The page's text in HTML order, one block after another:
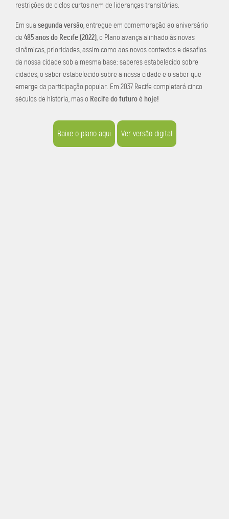
restrições de ciclos curtos nem de lideranças transitórias.
Em sua segunda versão, entregue em comemoração ao aniversário
de 485 anos do Recife (2022), o Plano avança alinhado às novas
dinâmicas, prioridades, assim como aos novos contextos e desafios
da nossa cidade sob a mesma base: saberes estabelecido sobre
cidades, o saber estabelecido sobre a nossa cidade e o saber que
emerge da participação popular. Em 2037 Recife completará cinco
séculos de história, mas o Recife do futuro é hoje!
Baixe o plano aqui Ver versão digital